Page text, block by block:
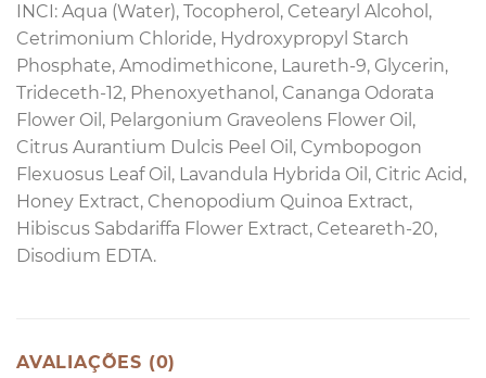
INCI: Aqua (Water), Tocopherol, Cetearyl Alcohol,
Cetrimonium Chloride, Hydroxypropyl Starch
Phosphate, Amodimethicone, Laureth-9, Glycerin,
Trideceth-12, Phenoxyethanol, Cananga Odorata
Flower Oil, Pelargonium Graveolens Flower Oil,
Citrus Aurantium Dulcis Peel Oil, Cymbopogon
Flexuosus Leaf Oil, Lavandula Hybrida Oil, Citric Acid,
Honey Extract, Chenopodium Quinoa Extract,
Hibiscus Sabdariffa Flower Extract, Ceteareth-20,
Disodium EDTA.
AVALIAÇÕES (0)